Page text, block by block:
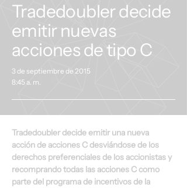
Tradedoubler decide
emitir nuevas
acciones de tipo C
3 de septiembre de 2015
8:45 a. m.
Tradedoubler decide emitir una nueva
acción de acciones C desviándose de los
derechos preferenciales de los accionistas y
recomprando todas las acciones C como
parte del programa de incentivos de la